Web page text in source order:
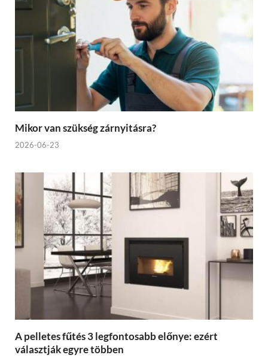
Mikor van szükség zárnyitásra?
2026-06-23
A pelletes fűtés 3 legfontosabb előnye: ezért
választják egyre többen